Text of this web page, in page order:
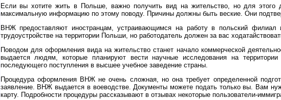
Если вы хотите жить в Польше, важно получить вид на жительство, но для
максимальную информацию по этому поводу. Причины должны быть веские. Они
ВНЖ предоставляют иностранцам, устраивающимся на работу в польский филиал
трудоустройстве на территории Польши, но работодатель должен за вас
Поводом для оформления вида на жительство станет начало коммерческой
выдается людям, которые планируют вести научные исследования на
последующего поступления в высшее учебное заведение страны.
Процедура оформления ВНЖ не очень сложная, но она требует определенной
заявление. ВНЖ выдается в воеводстве. Документы можете подать только вы. Вам
карту. Подробности процедуры рассказывают в отзывах некоторые пользователи-